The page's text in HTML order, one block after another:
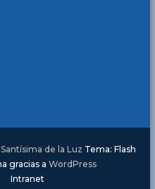
de la Luz Tema: Flash
gracias a WordPress
Intranet